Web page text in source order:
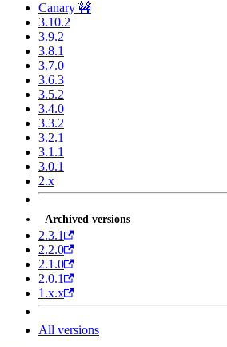
Canary 🚧
3.10.2
3.9.2
3.8.1
3.7.0
3.6.3
3.5.2
3.4.0
3.3.2
3.2.1
3.1.1
3.0.1
2.x
Archived versions
2.3.1
2.2.0
2.1.0
2.0.1
1.x.x
All versions